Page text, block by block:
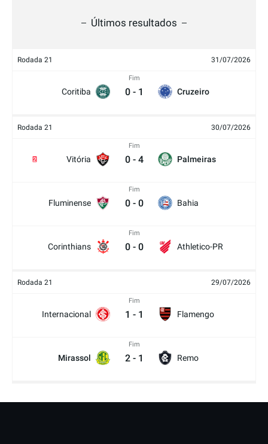
Últimos resultados
Rodada 21 31/07/2026
Coritiba
Fim
0 - 1 Cruzeiro
Rodada 21 30/07/2026
Vitória
2
Fim
0 - 4 Palmeiras
Fluminense
Fim
0 - 0 Bahia
Corinthians
Fim
0 - 0 Athletico-PR
Rodada 21 29/07/2026
Internacional
Fim
1 - 1 Flamengo
Mirassol
Fim
2 - 1 Remo